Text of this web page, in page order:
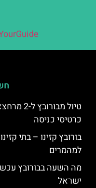
טיול
כרטיסי כניסה
בורובץ קזינו – בתי
למהמרים
מה השעה בבורובץ
ישראל